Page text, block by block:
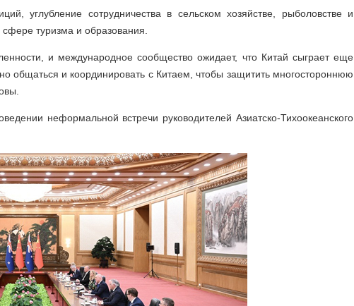
углубление сотрудничества в сельском хозяйстве, рыболовстве и
туризма и образования.
и международное сообщество ожидает, что Китай сыграет еще
общаться и координировать с Китаем, чтобы защитить многостороннюю
неформальной встречи руководителей Азиатско-Тихоокеанского